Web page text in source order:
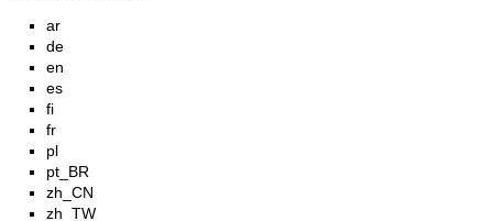
ar
de
en
es
fi
fr
pl
pt_BR
zh_CN
zh_TW